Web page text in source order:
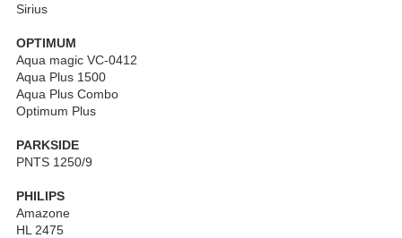
Sirius
OPTIMUM
Aqua magic VC-0412
Aqua Plus 1500
Aqua Plus Combo
Optimum Plus
PARKSIDE
PNTS 1250/9
PHILIPS
Amazone
HL 2475